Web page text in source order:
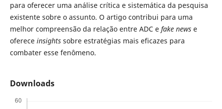
para oferecer uma análise crítica e sistemática da pesquisa
existente sobre o assunto. O artigo contribui para uma
melhor compreensão da relação entre ADC e fake news e
oferece insights sobre estratégias mais eficazes para
combater esse fenômeno.
Downloads